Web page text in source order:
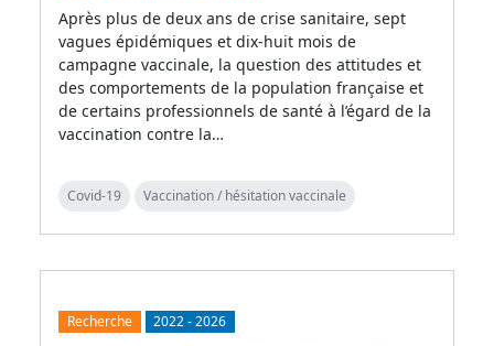
Après plus de deux ans de crise sanitaire, sept
vagues épidémiques et dix-huit mois de
campagne vaccinale, la question des attitudes et
des comportements de la population française et
de certains professionnels de santé à l’égard de la
vaccination contre la…
Covid-19 Vaccination / hésitation vaccinale
Recherche 2022-2026